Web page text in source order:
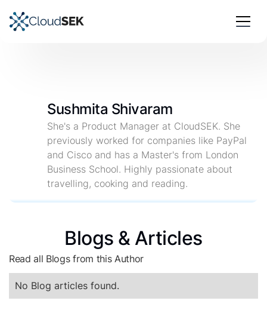
Sushmita Shivaram
She's a Product Manager at CloudSEK. She
previously worked for companies like PayPal
and Cisco and has a Master's from London
Business School. Highly passionate about
travelling, cooking and reading.
Blogs & Articles
Read all Blogs from this Author
No Blog articles found.